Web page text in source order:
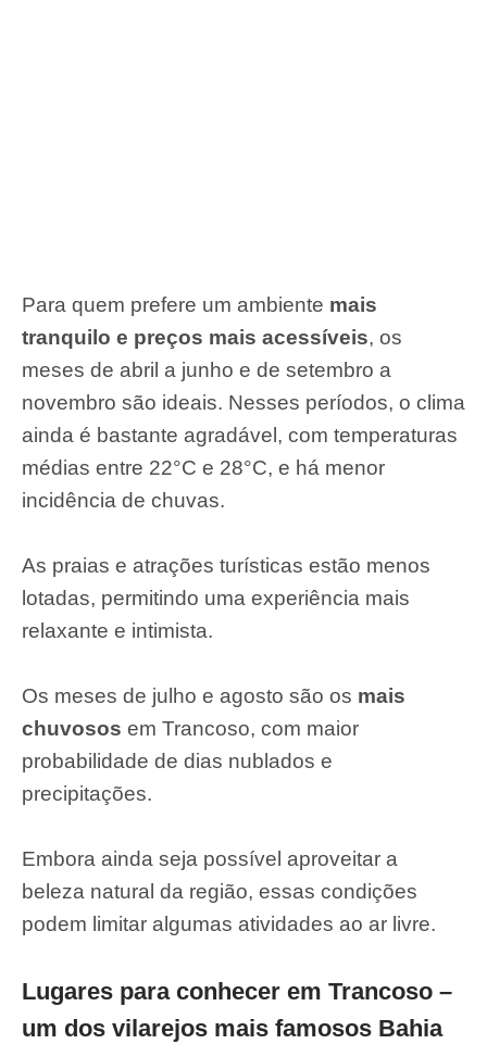
Para quem prefere um ambiente mais
tranquilo e preços mais acessíveis, os
meses de abril a junho e de setembro a
novembro são ideais. Nesses períodos, o clima
ainda é bastante agradável, com temperaturas
médias entre 22°C e 28°C, e há menor
incidência de chuvas.
As praias e atrações turísticas estão menos
lotadas, permitindo uma experiência mais
relaxante e intimista.
Os meses de julho e agosto são os mais
chuvosos em Trancoso, com maior
probabilidade de dias nublados e
precipitações.
Embora ainda seja possível aproveitar a
beleza natural da região, essas condições
podem limitar algumas atividades ao ar livre.
Lugares para conhecer em Trancoso –
um dos vilarejos mais famosos Bahia